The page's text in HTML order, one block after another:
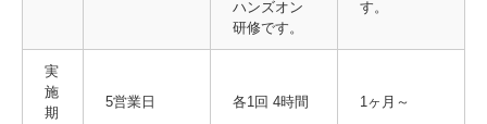
ハンズオン
研修です。
す。
実
施
期
5営業日 各1回 4時間 1ヶ月～